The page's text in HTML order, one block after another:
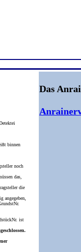
binnen
noch
das,
die
angegeben,
ist
Das